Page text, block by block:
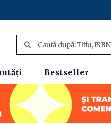
Bestseller